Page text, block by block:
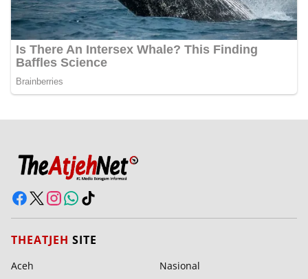
THEATJEH SITE
Aceh
Nasional